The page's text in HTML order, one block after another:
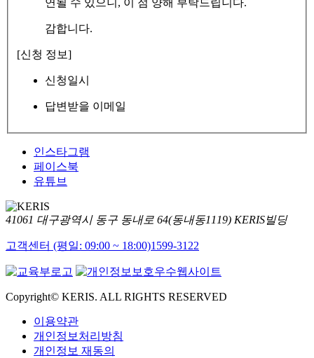
감합니다.
[신청 정보]
신청일시
답변받을 이메일
인스타그램
페이스북
유튜브
41061 대구광역시 동구 동내로 64(동내동1119) KERIS빌딩
고객센터 (평일: 09:00 ~ 18:00)1599-3122
Copyright© KERIS. ALL RIGHTS RESERVED
이용약관
개인정보처리방침
개인정보 재동의